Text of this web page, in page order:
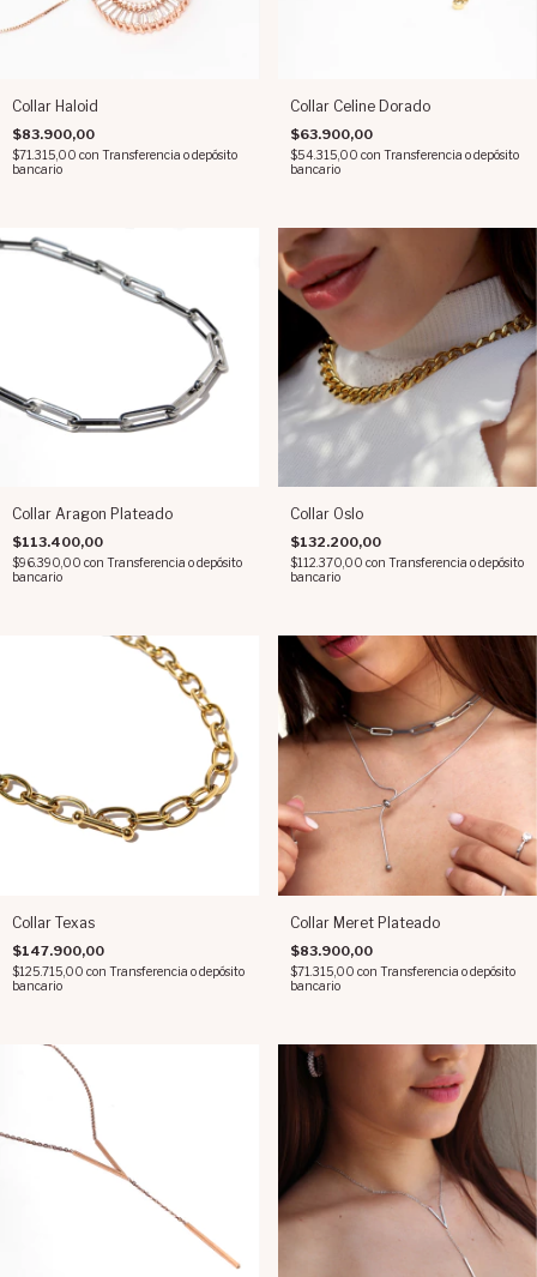
Collar Haloid
$83.900,00
$71.315,00 con Transferencia o depósito
bancario
Collar Celine Dorado
$63.900,00
$54.315,00 con Transferencia o depósito
bancario
Collar Aragon Plateado
$113.400,00
$96.390,00 con Transferencia o depósito
bancario
Collar Oslo
$132.200,00
$112.370,00 con Transferencia o depósito
bancario
Collar Texas
$147.900,00
$125.715,00 con Transferencia o depósito
bancario
Collar Meret Plateado
$83.900,00
$71.315,00 con Transferencia o depósito
bancario